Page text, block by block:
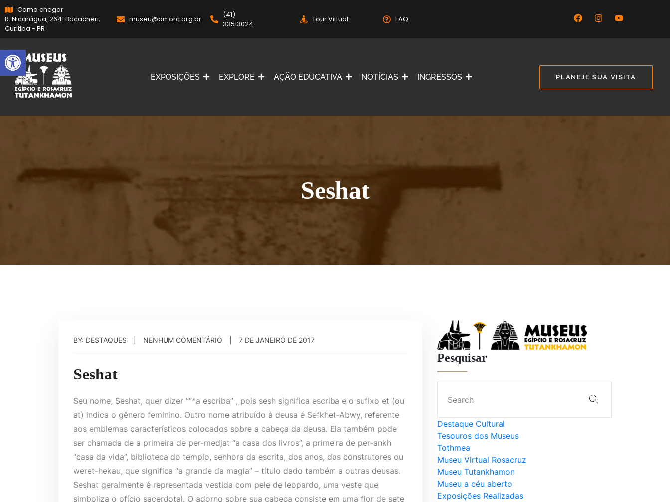
Como chegar
R. Nicarágua, 2641 Bacacheri,
Curitiba - PR
museu@amorc.org.br
(41)
33513024
Tour Virtual FAQ
EXPOSIÇÕES EXPLORE AÇÃO EDUCATIVA NOTÍCIAS INGRESSOS PLANEJE SUA VISITA
Seshat
BY: DESTAQUES NENHUM COMENTÁRIO 7 DE JANEIRO DE 2017
Seshat
Seu nome, Seshat, quer dizer ““*a escriba” , pois sesh significa escriba e o sufixo et (ou
at) indica o gênero feminino. Outro nome atribuído à deusa é Sefkhet-Abwy, referente
aos emblemas característicos colocados sobre a cabeça da deusa. Ela também pode
ser chamada de a primeira de per-medjat “a casa dos livros”, a primeira de per-ankh
“casa da vida”, biblioteca do templo, senhora da escrita, dos anos, dos construtores ou
weret-hekau, que significa “a grande da magia” – título dado também a outras deusas.
Seshat geralmente é representada vestida com pele de leopardo, uma veste que
simboliza o ofício sacerdotal. O adorno sobre sua cabeça consiste em uma flor de sete
Pesquisar
Destaque Cultural
Tesouros dos Museus
Tothmea
Museu Virtual Rosacruz
Museu Tutankhamon
Museu a céu aberto
Exposições Realizadas
Abrir a barra de ferramentas